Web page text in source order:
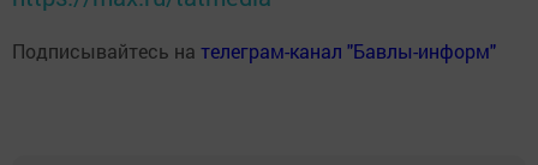
Подписывайтесь на телеграм-канал "Бавлы-информ"